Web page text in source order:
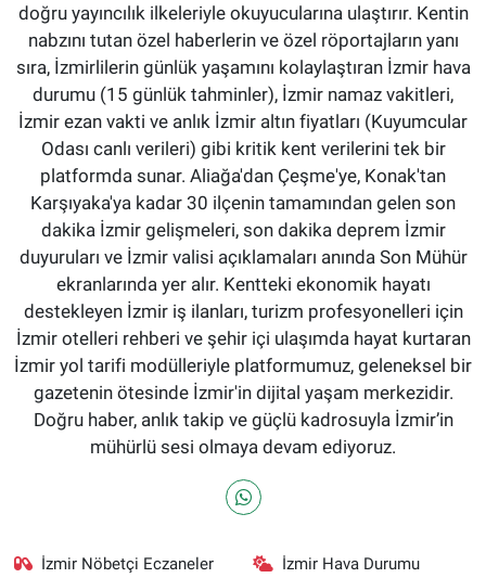
doğru yayıncılık ilkeleriyle okuyucularına ulaştırır. Kentin
nabzını tutan özel haberlerin ve özel röportajların yanı
sıra, İzmirlilerin günlük yaşamını kolaylaştıran İzmir hava
durumu (15 günlük tahminler), İzmir namaz vakitleri,
İzmir ezan vakti ve anlık İzmir altın fiyatları (Kuyumcular
Odası canlı verileri) gibi kritik kent verilerini tek bir
platformda sunar. Aliağa'dan Çeşme'ye, Konak'tan
Karşıyaka'ya kadar 30 ilçenin tamamından gelen son
dakika İzmir gelişmeleri, son dakika deprem İzmir
duyuruları ve İzmir valisi açıklamaları anında Son Mühür
ekranlarında yer alır. Kentteki ekonomik hayatı
destekleyen İzmir iş ilanları, turizm profesyonelleri için
İzmir otelleri rehberi ve şehir içi ulaşımda hayat kurtaran
İzmir yol tarifi modülleriyle platformumuz, geleneksel bir
gazetenin ötesinde İzmir'in dijital yaşam merkezidir.
Doğru haber, anlık takip ve güçlü kadrosuyla İzmir’in
mühürlü sesi olmaya devam ediyoruz.
İzmir Nöbetçi Eczaneler İzmir Hava Durumu